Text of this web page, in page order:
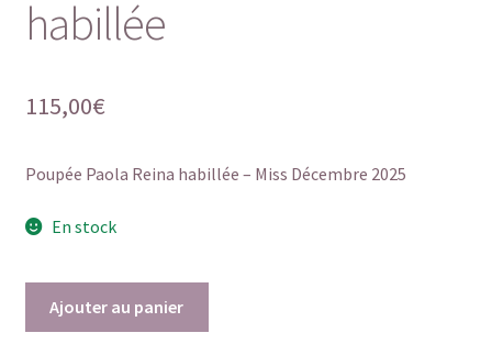
habillée
115,00€
Poupée Paola Reina habillée – Miss Décembre 2025
En stock
Ajouter au panier